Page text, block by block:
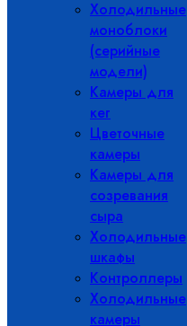
Холодильные
моноблоки
(серийные
модели)
Камеры для
кег
Цветочные
камеры
Камеры для
созревания
сыра
Холодильные
шкафы
Контроллеры
Холодильные
камеры